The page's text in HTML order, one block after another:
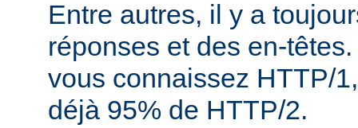
Entre autres, il y a
réponses et des en-
vous connaissez HTTP/
déjà 95% de HTTP/2.